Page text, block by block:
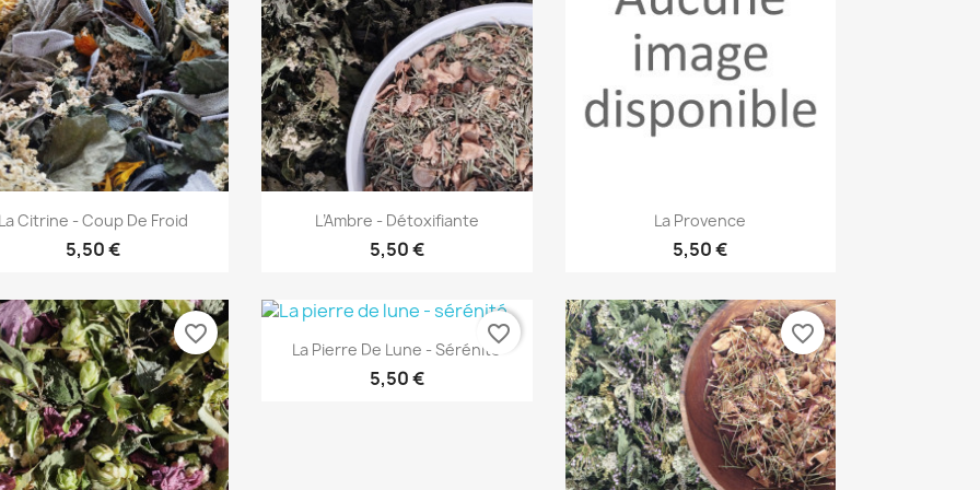
Aperçu rapide
La Citrine - Coup De Froid
5,50 €
Aperçu rapide
L’ambre - Détoxifiante
5,50 €
Aperçu rapide
La Provence
5,50 €
favorite_border Aperçu rapide
La Pierre De Lune - Sérénité
5,50 €
favorite_border favorite_border